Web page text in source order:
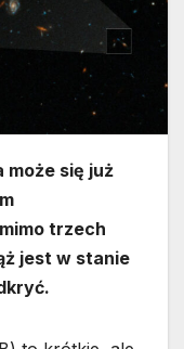
może się już
trzech
jest w stanie